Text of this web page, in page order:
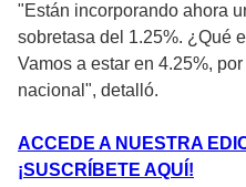
"Están incorporando ahora
sobretasa del 1.25%. ¿Qué
Vamos a estar en 4.25%,
nacional", detalló.
ACCEDE A NUESTRA
¡SUSCRÍBETE AQUÍ!